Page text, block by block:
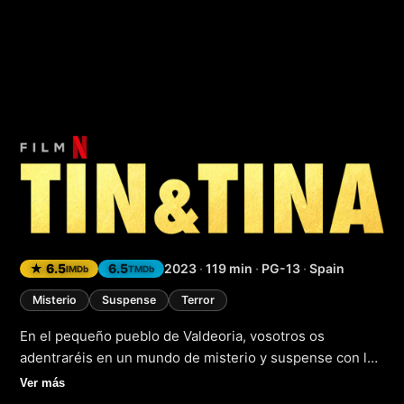
Tin y Tina
★ 6.5IMDb 6.5TMDb 2023 · 119 min · PG-13 · Spain
Misterio Suspense Terror
En el pequeño pueblo de Valdeoria, vosotros os
adentraréis en un mundo de misterio y suspense con la
llegada de "Tin y Tina", la nueva película de terror que os
Ver más